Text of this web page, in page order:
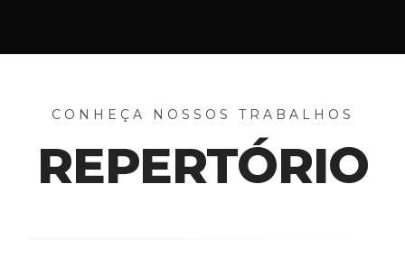
CONHEÇA NOSSOS TRABALHOS
REPERTÓRIO